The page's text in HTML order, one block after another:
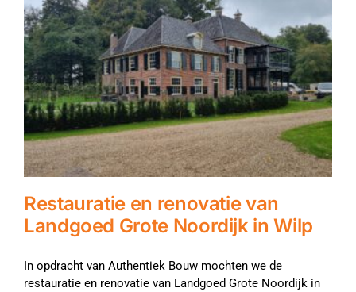
Restauratie en renovatie van
Landgoed Grote Noordijk in Wilp
In opdracht van Authentiek Bouw mochten we de
restauratie en renovatie van Landgoed Grote Noordijk in